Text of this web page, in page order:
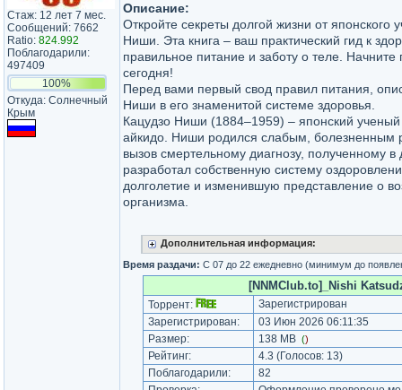
Стаж: 12 лет 7 мес.
Сообщений: 7662
Ratio: 824.992
Поблагодарили:
497409
100%
Откуда: Солнечный
Крым
Описание:
Откройте секреты долгой жизни от японского
Ниши. Эта книга – ваш практический гид к
правильное питание и заботу о теле. Начните
сегодня!
Перед вами первый свод правил питания,
Ниши в его знаменитой системе здоровья.
Кацудзо Ниши (1884–1959) – японский
айкидо. Ниши родился слабым, болезненным
вызов смертельному диагнозу, полученному в
разработал собственную систему
долголетие и изменившую представление о
организма.
Дополнительная информация:
Время раздачи: С 07 до 22 ежедневно (минимум до
[NNMClub.to]_Nishi
Торрент:
Зарегистрирован
Зарегистрирован:
03 Июн 2026 06:11:35
Размер:
138 MB ()
Рейтинг: 4.3 (Голосов: 13)
Поблагодарили:
82